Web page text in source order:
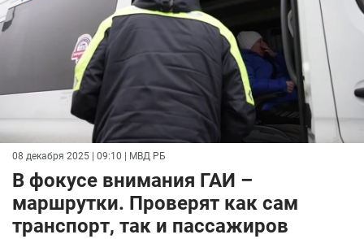
08 декабря 2025 | 09:10 | МВД РБ
В фокусе внимания ГАИ –
маршрутки. Проверят как сам
транспорт, так и пассажиров